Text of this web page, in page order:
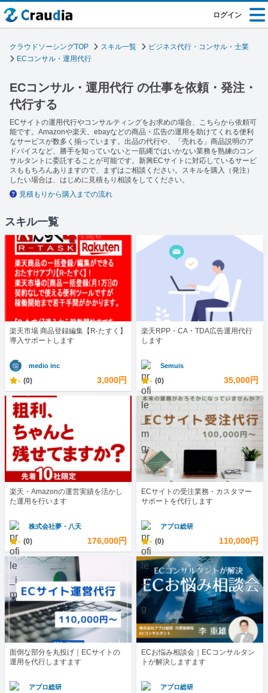
ログイン
クラウドソーシングTOP スキル一覧
ビジネス代行・コンサル・士業
ECコンサル・運用代行
ECコンサル・運用代行 の仕事を依頼・発注・
代行する
ECサイトの運用代行やコンサルティングをお求めの場合、こちらから依頼可
能です。Amazonや楽天、ebayなどの商品・広告の運用を助けてくれる便利
なサービスが数多く揃っています。出品の代行や、「売れる」商品説明のア
ドバイスなど、勝手を知っていないと一筋縄ではいかない業務を熟練のコン
サルタントに委託することが可能です。新興ECサイトに対応しているサービ
スももちろんありますので、まずはご相談ください。スキルを購入（発注）
したい場合は、はじめに見積もり相談をしてください。
見積もりから購入までの流れ
スキル一覧
楽天市場 商品登録編集【R-たすく】
導入サポートします
medio inc
- (0) 3,000円
楽天RPP・CA・TDA広告運用代行
します
Semuis
- (0) 35,000円
楽天・Amazonの運営実績を活かし
た運用を行います
株式会社夢・八天
- (0) 176,000円
ECサイトの受注業務・カスタマー
サポートを代行します
アプロ総研
- (0) 110,000円
面倒な部分を丸投げ｜ECサイトの
運用を代行しますます
アプロ総研
ECお悩み相談会｜ECコンサルタン
トが解決しますます
アプロ総研